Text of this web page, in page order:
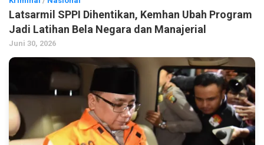
Latsarmil SPPI Dihentikan, Kemhan Ubah Program
Jadi Latihan Bela Negara dan Manajerial
Juni 30, 2026